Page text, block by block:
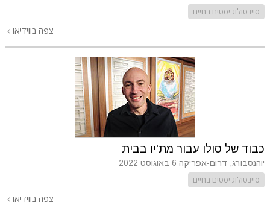
סיינטולוג'יסטים בחיים
צפה בווידיאו
כבוד של סולו עבור מת'יו בבית
יוהנסבורג, דרום-אפריקה 6 באוגוסט 2022
סיינטולוג'יסטים בחיים
צפה בווידיאו